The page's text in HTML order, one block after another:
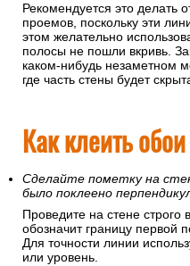
Рекомендуется это делать
проемов, поскольку эти
этом желательно
полосы не пошли вкривь.
каком-нибудь незаметном
где часть стены будет
Как клеить
Сделайте пометку на
было поклеено
Проведите на стене строго
обозначит границу первой
Для точности линии
или уровень.